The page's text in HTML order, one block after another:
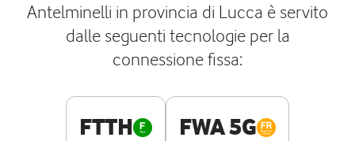
Antelminelli in provincia di Lucca è servito
dalle seguenti tecnologie per la
connessione fissa:
FTTH FWA 5G